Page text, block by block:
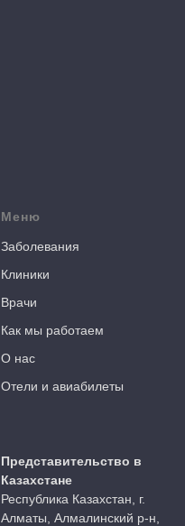
Меню
Заболевания
Клиники
Врачи
Как мы работаем
О нас
Отели и авиабилеты
Представительство в
Казахстане
Республика Казахстан, г.
Алматы, Алмалинский р-н,